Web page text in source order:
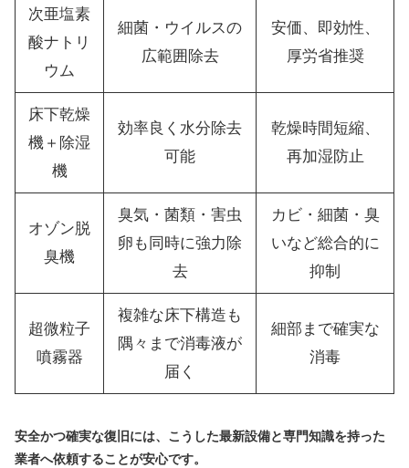
次亜塩素
酸ナトリ
ウム
細菌・ウイルスの
広範囲除去
安価、即効性、
厚労省推奨
床下乾燥
機＋除湿
機
効率良く水分除去
可能
乾燥時間短縮、
再加湿防止
オゾン脱
臭機
臭気・菌類・害虫
卵も同時に強力除
去
カビ・細菌・臭
いなど総合的に
抑制
超微粒子
噴霧器
複雑な床下構造も
隅々まで消毒液が
届く
細部まで確実な
消毒
安全かつ確実な復旧には、こうした最新設備と専門知識を持った
業者へ依頼することが安心です。